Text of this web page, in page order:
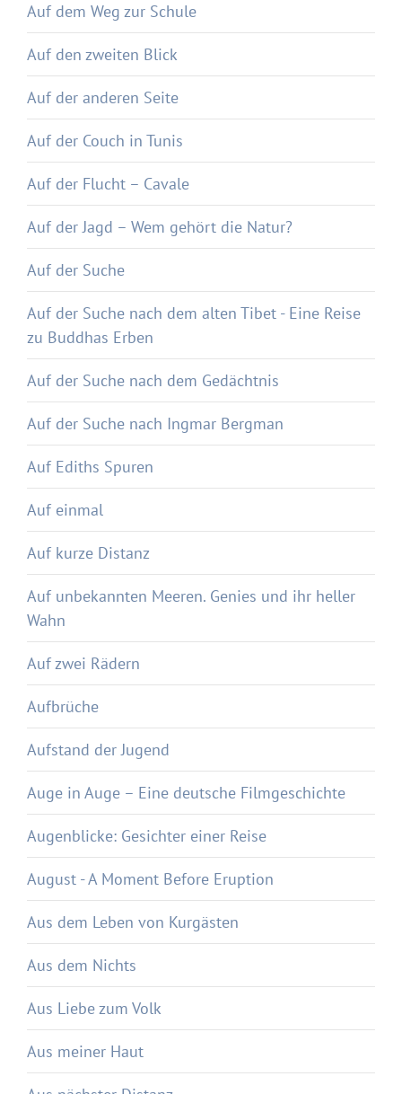
Auf dem Weg zur Schule
Auf den zweiten Blick
Auf der anderen Seite
Auf der Couch in Tunis
Auf der Flucht – Cavale
Auf der Jagd – Wem gehört die Natur?
Auf der Suche
Auf der Suche nach dem alten Tibet - Eine Reise
zu Buddhas Erben
Auf der Suche nach dem Gedächtnis
Auf der Suche nach Ingmar Bergman
Auf Ediths Spuren
Auf einmal
Auf kurze Distanz
Auf unbekannten Meeren. Genies und ihr heller
Wahn
Auf zwei Rädern
Aufbrüche
Aufstand der Jugend
Auge in Auge – Eine deutsche Filmgeschichte
Augenblicke: Gesichter einer Reise
August - A Moment Before Eruption
Aus dem Leben von Kurgästen
Aus dem Nichts
Aus Liebe zum Volk
Aus meiner Haut